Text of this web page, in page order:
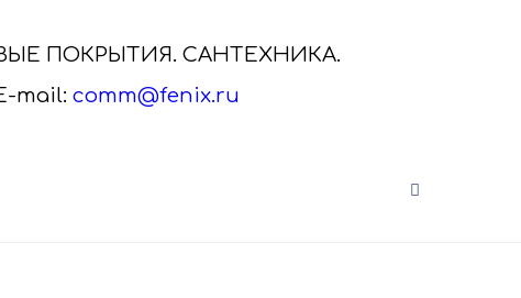
ПОКРЫТИЯ. САНТЕХНИКА.
mail: comm@fenix.ru